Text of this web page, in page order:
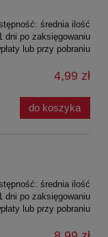
średnia ilość
dni po zaksięgowaniu
lub przy pobraniu
4,99 zł
do koszyka
średnia ilość
dni po zaksięgowaniu
lub przy pobraniu